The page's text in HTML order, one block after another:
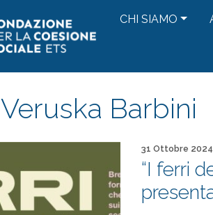
CHI SIAMO
Veruska Barbini
Pubblicato il
31 Ottobre 2024
“I ferri